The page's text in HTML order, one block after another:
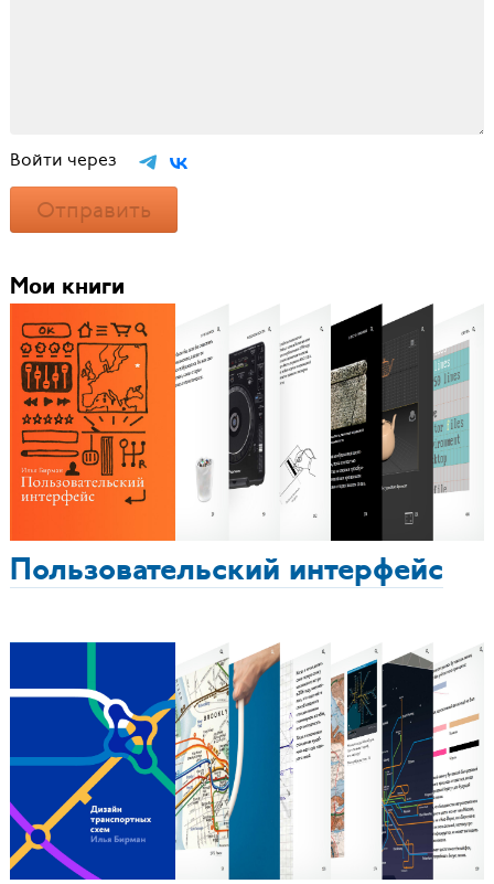
Войти через
Отправить
Мои книги
Пользовательский интерфейс